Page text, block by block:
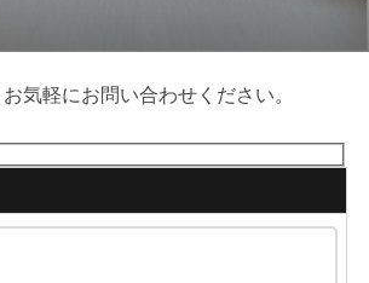
気軽にお問い合わせください。